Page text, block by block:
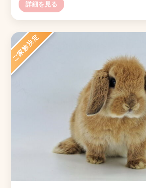
詳細を見る
ご家族決定